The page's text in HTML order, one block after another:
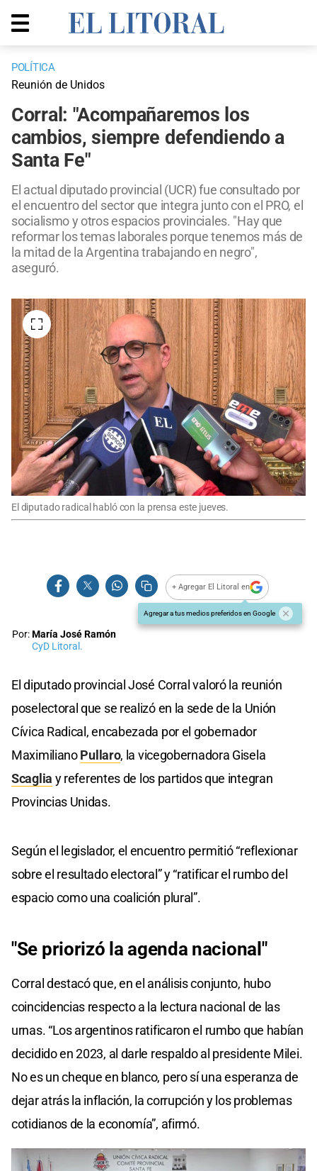
POLÍTICA
Reunión de Unidos
Corral: "Acompañaremos los
cambios, siempre defendiendo a
Santa Fe"
El actual diputado provincial (UCR) fue consultado por
el encuentro del sector que integra junto con el PRO, el
socialismo y otros espacios provinciales. "Hay que
reformar los temas laborales porque tenemos más de
la mitad de la Argentina trabajando en negro",
aseguró.
El diputado radical habló con la prensa este jueves.
+ Agregar El Litoral en
Agregar a tus medios preferidos en Google
Por:María José Ramón
CyD Litoral.
El diputado provincial José Corral valoró la reunión
poselectoral que se realizó en la sede de la Unión
Cívica Radical, encabezada por el gobernador
MaximilianoPullaro, la vicegobernadora Gisela
Scaglia y referentes de los partidos que integran
Provincias Unidas.
Según el legislador, el encuentro permitió “reflexionar
sobre el resultado electoral” y “ratificar el rumbo del
espacio como una coalición plural”.
"Se priorizó la agenda nacional"
Corral destacó que, en el análisis conjunto, hubo
coincidencias respecto a la lectura nacional de las
urnas. “Los argentinos ratificaron el rumbo que habían
decidido en 2023, al darle respaldo al presidente Milei.
No es un cheque en blanco, pero sí una esperanza de
dejar atrás la inflación, la corrupción y los problemas
cotidianos de la economía”, afirmó.